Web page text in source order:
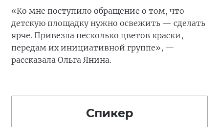
«Ко мне поступило обращение о том, что
детскую площадку нужно освежить — сделать
ярче. Привезла несколько цветов краски,
передам их инициативной группе», —
рассказала Ольга Янина.
Спикер